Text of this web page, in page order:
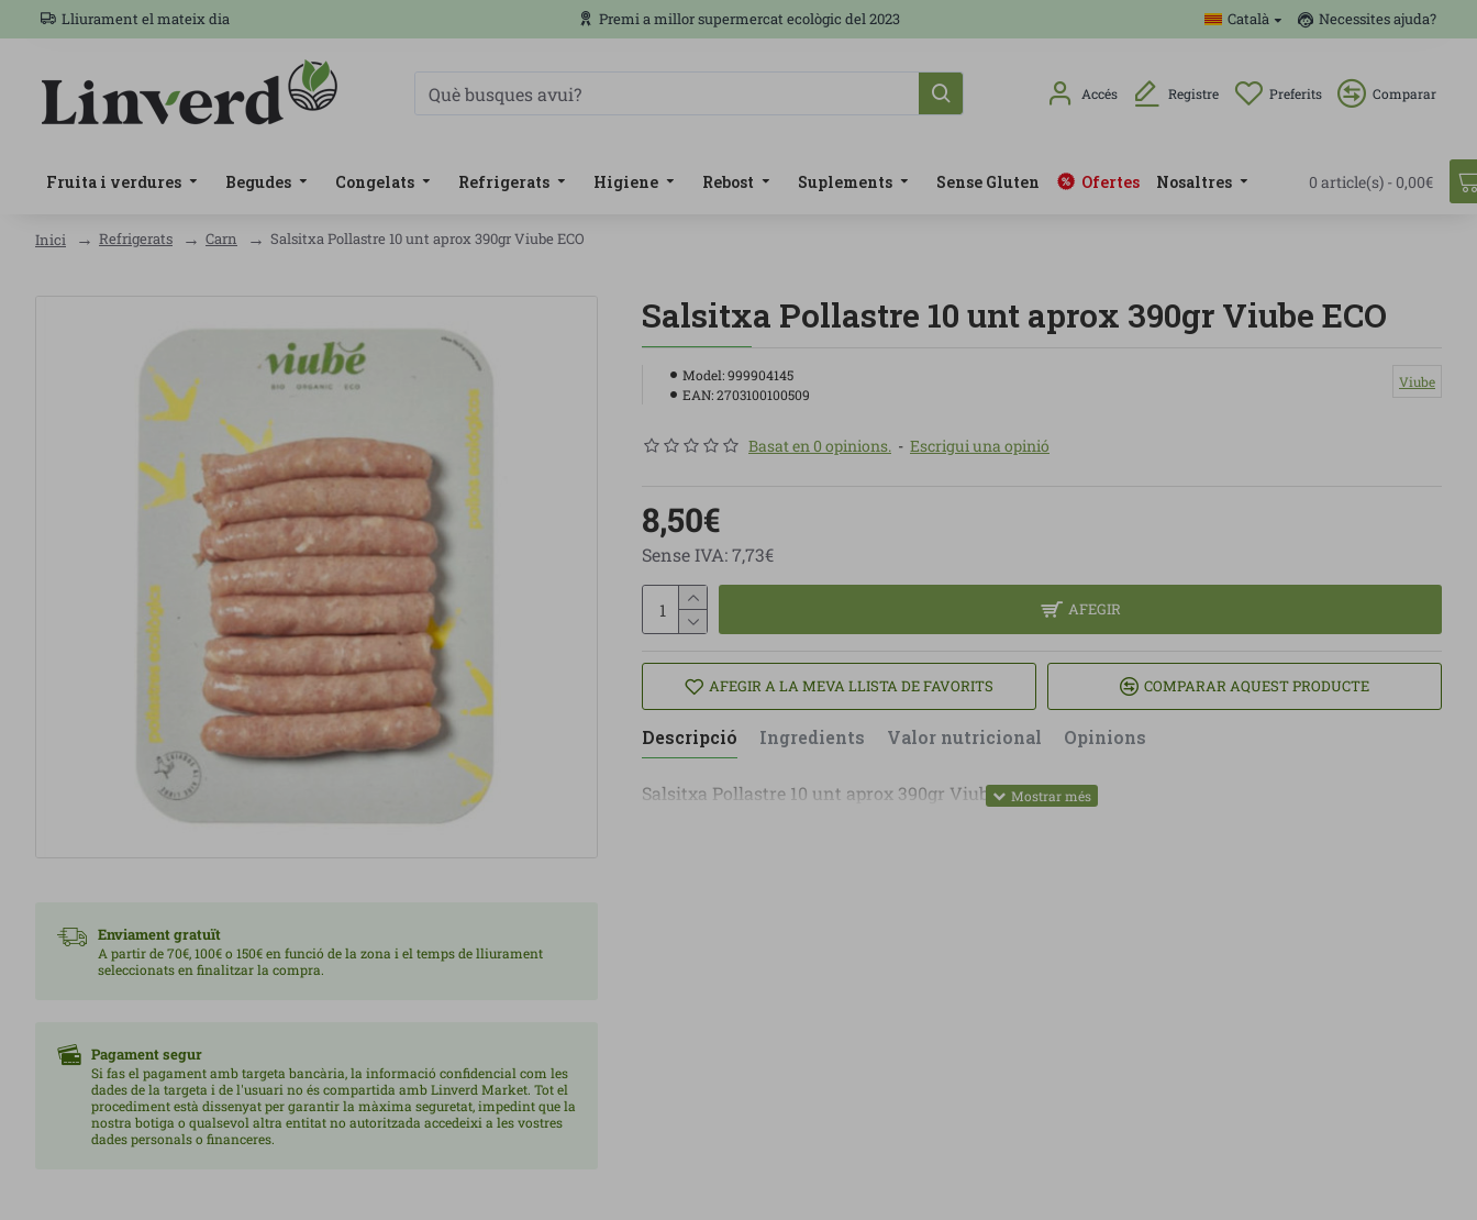
Lliurament el mateix dia Premi a millor supermercat ecològic del 2023 Català Necessites ajuda?
Accés Registre Preferits Comparar
Fruita i verdures Begudes Congelats Refrigerats Higiene Rebost Suplements Sense Gluten Ofertes Nosaltres 0 article(s) - 0,00€
Inici Refrigerats Carn Salsitxa Pollastre 10 unt aprox 390gr Viube ECO
Enviament gratuït
A partir de 70€, 100€ o 150€ en funció de la zona i el temps de lliurament
seleccionats en finalitzar la compra.
Pagament segur
Si fas el pagament amb targeta bancària, la informació confidencial com les
dades de la targeta i de l'usuari no és compartida amb Linverd Market. Tot el
procediment està dissenyat per garantir la màxima seguretat, impedint que la
nostra botiga o qualsevol altra entitat no autoritzada accedeixi a les vostres
dades personals o financeres.
Salsitxa Pollastre 10 unt aprox 390gr Viube ECO
Model:999904145
EAN:2703100100509
Viube
Basat en 0 opinions. - Escrigui una opinió
8,50€
Sense IVA: 7,73€
AFEGIR
AFEGIR A LA MEVA LLISTA DE FAVORITS COMPARAR AQUEST PRODUCTE
Descripció Ingredients Valor nutricional Opinions
Salsitxa Pollastre 10 unt aprox 390gr Viube ECO